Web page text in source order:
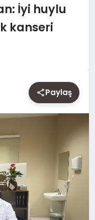
İyi huylu
kanseri
Paylaş